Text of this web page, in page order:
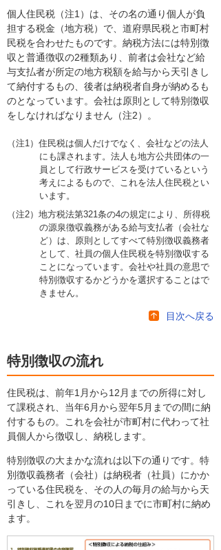
個人住民税（注1）は、その名の通り個人が負
担する税金（地方税）で、道府県民税と市町村
民税を合わせたものです。納税方法には特別徴
収と普通徴収の2種類あり、前者は会社など給
与支払者が所定の地方税額を給与から天引きし
て納付するもの、後者は納税者自身が納めるも
のとなっています。会社は原則として特別徴収
をしなければなりません（注2）。
（注1）住民税は個人だけでなく、会社などの法人
にも課されます。法人も地方公共団体の一
員として行政サービスを受けているという
考えによるもので、これを法人住民税とい
います。
（注2）地方税法第321条の4の規定により、所得税
の源泉徴収義務がある給与支払者（会社な
ど）は、原則としてすべて特別徴収義務者
として、社員の個人住民税を特別徴収する
ことになっています。会社や社員の意思で
特別徴収するかどうかを選択することはで
きません。
目次へ戻る
特別徴収の流れ
住民税は、前年1月から12月までの所得に対し
て課税され、当年6月から翌年5月までの間に納
付するもの。これを会社が市町村に代わって社
員個人から徴収し、納税します。
特別徴収の大まかな流れは以下の通りです。特
別徴収義務者（会社）は納税者（社員）にかか
っている住民税を、その人の毎月の給与から天
引きし、これを翌月の10日までに市町村に納め
ます。